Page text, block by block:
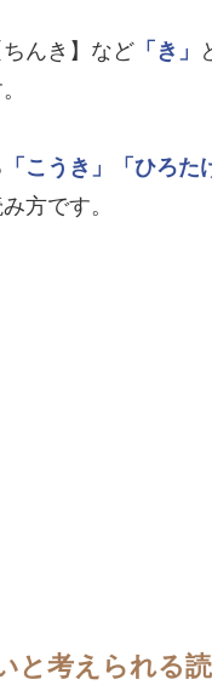
ちんき】など 「き」
「こうき」 「ひろた
方です。
と考えられる